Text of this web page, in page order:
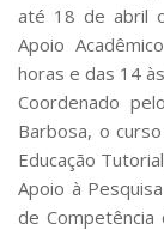
até 18 de abril
Apoio
horas e das 14
Coordenado
Barbosa, o
Educação
Apoio à
de Competência